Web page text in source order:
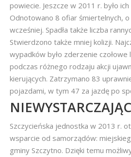
powiecie. Jeszcze w 2011 r. było
Odnotowano 8 ofiar śmiertelnych,
wcześniej. Spadła także liczba
Stwierdzono także mniej kolizji.
wypadków było zderzenie czołowe
podczas różnego rodzaju akcji
kierujących. Zatrzymano 83
pojazdami, w tym 47 za jazdę po
Szczycieńska jednostka w 2013 r.
wsparcie od samorządów:
gminy Szczytno. Dzięki temu